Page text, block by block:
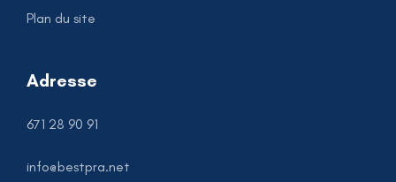
Plan du site
Adresse
671 28 90 91
info@bestpra.net